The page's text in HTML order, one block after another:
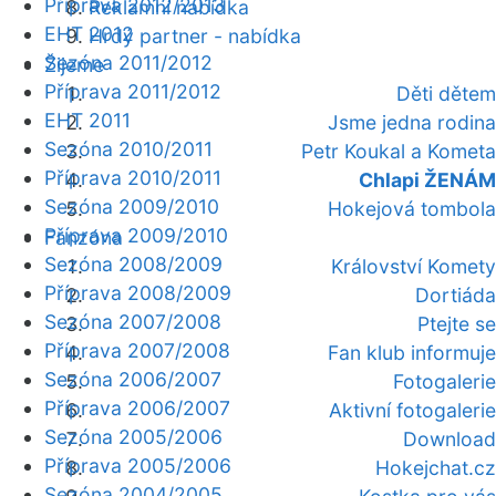
Reklamní nabídka
Hrdý partner - nabídka
Žijeme
Děti dětem
Jsme jedna rodina
Petr Koukal a Kometa
Chlapi ŽENÁM
Hokejová tombola
Fanzóna
Království Komety
Dortiáda
Ptejte se
Fan klub informuje
Fotogalerie
Aktivní fotogalerie
Download
Hokejchat.cz
Příprava 2012/2013
EHT 2012
Sezóna 2011/2012
Příprava 2011/2012
EHT 2011
Sezóna 2010/2011
Příprava 2010/2011
Sezóna 2009/2010
Příprava 2009/2010
Sezóna 2008/2009
Příprava 2008/2009
Sezóna 2007/2008
Příprava 2007/2008
Sezóna 2006/2007
Příprava 2006/2007
Sezóna 2005/2006
Příprava 2005/2006